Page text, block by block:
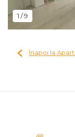
1 /9
Înapoi la